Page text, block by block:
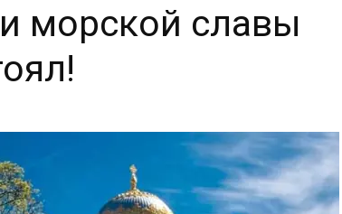
морской славы